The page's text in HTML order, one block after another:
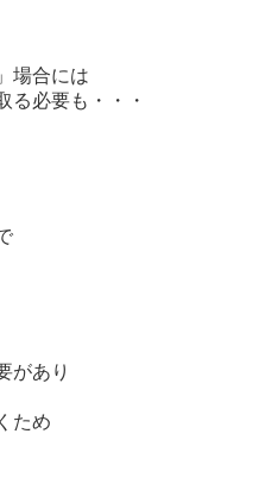
場合には
る必要も・・・
があり
ため